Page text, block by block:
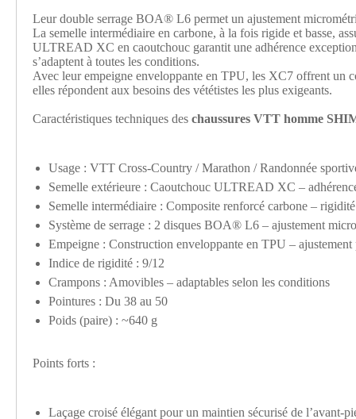
Leur double serrage BOA® L6 permet un ajustement
La semelle intermédiaire en carbone, à la fois rigide et basse,
ULTREAD XC en caoutchouc garantit une adhérence
s’adaptent à toutes les conditions.
Avec leur empeigne enveloppante en TPU, les XC7 offrent un
elles répondent aux besoins des vététistes les plus exigeants.
Caractéristiques techniques des chaussures VTT homme
Usage : VTT Cross-Country / Marathon / Randonnée
Semelle extérieure : Caoutchouc ULTREAD XC –
Semelle intermédiaire : Composite renforcé carbone –
Système de serrage : 2 disques BOA® L6 – ajustement
Empeigne : Construction enveloppante en TPU –
Indice de rigidité : 9/12
Crampons : Amovibles – adaptables selon les conditions
Pointures : Du 38 au 50
Poids (paire) : ~640 g
Points forts :
Laçage croisé élégant pour un maintien sécurisé de l’avant-